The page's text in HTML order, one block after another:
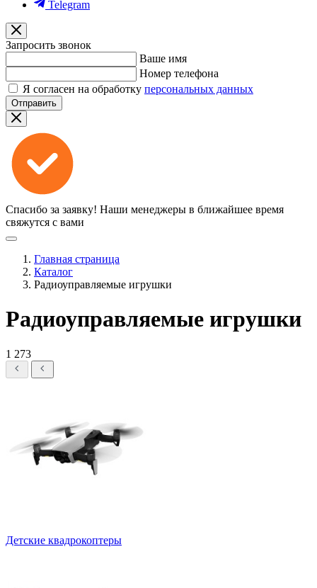
Telegram
Запросить звонок
Ваше имя
Номер телефона
Я согласен на обработку персональных данных
Отправить
Спасибо за заявку! Наши менеджеры в ближайшее время
свяжутся с вами
Главная страница
Каталог
Радиоуправляемые игрушки
Радиоуправляемые игрушки
1 273
Детские квадрокоптеры